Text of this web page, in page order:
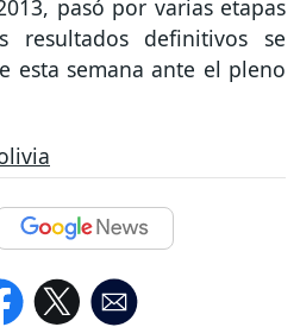
pasó por varias etapas
resultados definitivos se
esta semana ante el pleno